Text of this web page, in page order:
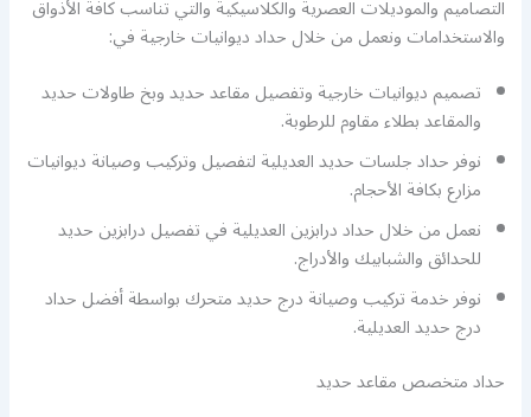
التصاميم والموديلات العصرية والكلاسيكية والتي تناسب كافة الأذواق
والاستخدامات ونعمل من خلال حداد ديوانيات خارجية في:
تصميم ديوانيات خارجية وتفصيل مقاعد حديد وبخ طاولات حديد
والمقاعد بطلاء مقاوم للرطوبة.
نوفر حداد جلسات حديد العديلية لتفصيل وتركيب وصيانة ديوانيات
مزارع بكافة الأحجام.
نعمل من خلال حداد درابزين العديلية في تفصيل درابزين حديد
للحدائق والشبابيك والأدراج.
نوفر خدمة تركيب وصيانة درج حديد متحرك بواسطة أفضل حداد
درج حديد العديلية.
حداد متخصص مقاعد حديد